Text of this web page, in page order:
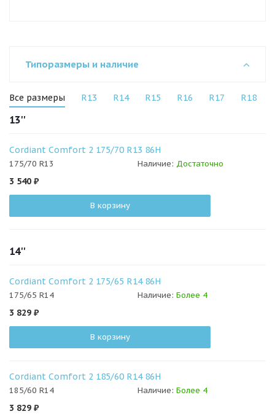
Типоразмеры и наличие
Все размеры R13 R14 R15 R16 R17 R18
13''
Cordiant Comfort 2 175/70 R13 86H
175/70 R13 Наличие: Достаточно
3 540 ₽
В корзину
14''
Cordiant Comfort 2 175/65 R14 86H
175/65 R14 Наличие: Более 4
3 829 ₽
В корзину
Cordiant Comfort 2 185/60 R14 86H
185/60 R14 Наличие: Более 4
3 829 ₽